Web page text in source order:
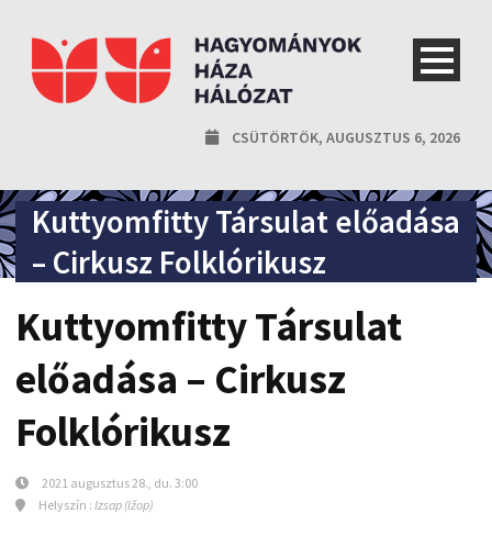
CSÜTÖRTÖK, AUGUSZTUS 6, 2026
Kuttyomfitty Társulat előadása
– Cirkusz Folklórikusz
Kuttyomfitty Társulat
előadása – Cirkusz
Folklórikusz
2021 augusztus 28., du. 3:00
Helyszín : Izsap (Ižop)